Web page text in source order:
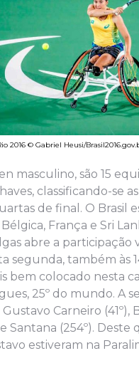
2016 © Gabriel Heusi/
masculino, são 15
classificando-se
de final. O Brasil
França e Sri
abre a participação
segunda, também às
bem colocado nesta
25º do mundo. A
Carneiro (41º),
Santana (254º).
estiveram na